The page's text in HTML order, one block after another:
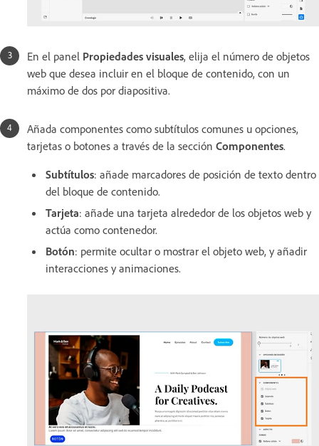
En el panel Propiedades visuales, elija el número de objetos
web que desea incluir en el bloque de contenido, con un
máximo de dos por diapositiva.
Añada componentes como subtítulos comunes u opciones,
tarjetas o botones a través de la sección Componentes.
Subtítulos: añade marcadores de posición de texto dentro
del bloque de contenido.
Tarjeta: añade una tarjeta alrededor de los objetos web y
actúa como contenedor.
Botón: permite ocultar o mostrar el objeto web, y añadir
interacciones y animaciones.